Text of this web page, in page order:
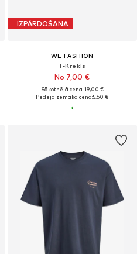
IZPĀRDOŠANA
WE FASHION
T-Krekls
No 7,00 €
Sākotnējā cena: 19,00 €
Pēdējā zemākā cena:5,60 €